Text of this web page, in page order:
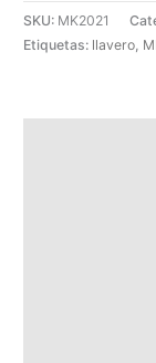
SKU: MK2021
Etiquetas: llavero,